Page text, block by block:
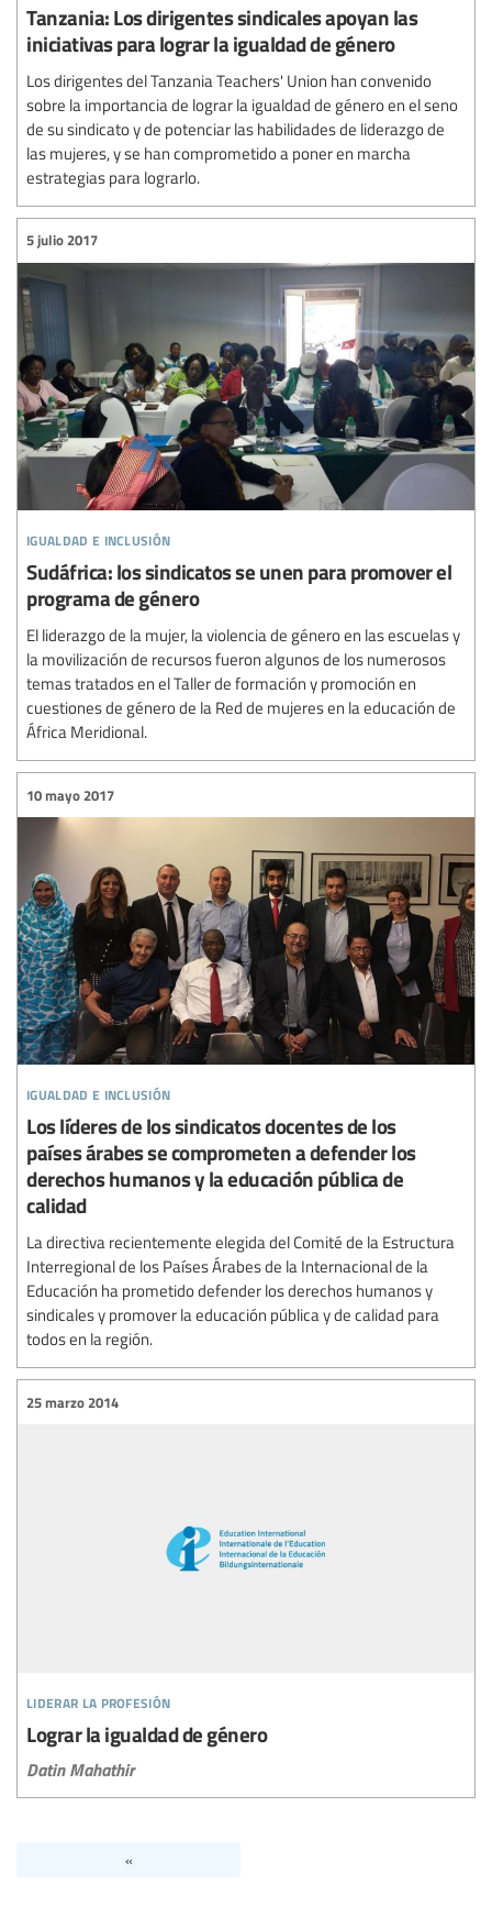
Tanzania: Los dirigentes sindicales apoyan las
iniciativas para lograr la igualdad de género
Los dirigentes del Tanzania Teachers' Union han convenido
sobre la importancia de lograr la igualdad de género en el seno
de su sindicato y de potenciar las habilidades de liderazgo de
las mujeres, y se han comprometido a poner en marcha
estrategias para lograrlo.
igualdad e inclusión
5 julio 2017
Sudáfrica: los sindicatos se unen para promover el
programa de género
El liderazgo de la mujer, la violencia de género en las escuelas y
la movilización de recursos fueron algunos de los numerosos
temas tratados en el Taller de formación y promoción en
cuestiones de género de la Red de mujeres en la educación de
África Meridional.
igualdad e inclusión
10 mayo 2017
Los líderes de los sindicatos docentes de los
países árabes se comprometen a defender los
derechos humanos y la educación pública de
calidad
La directiva recientemente elegida del Comité de la Estructura
Interregional de los Países Árabes de la Internacional de la
Educación ha prometido defender los derechos humanos y
sindicales y promover la educación pública y de calidad para
todos en la región.
liderar la profesión
25 marzo 2014
Lograr la igualdad de género
Datin Mahathir
«